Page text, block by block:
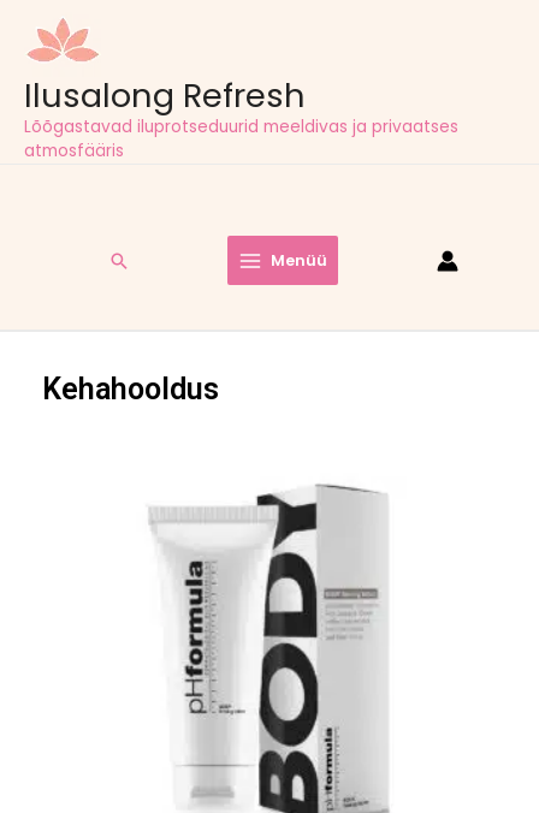
60,00€
Ilusalong Refresh
Lõõgastavad iluprotseduurid meeldivas ja privaatses
atmosfääris
Menüü
Kehahooldus